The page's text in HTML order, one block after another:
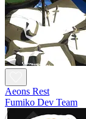
Aeons Rest
Fumiko Dev Team